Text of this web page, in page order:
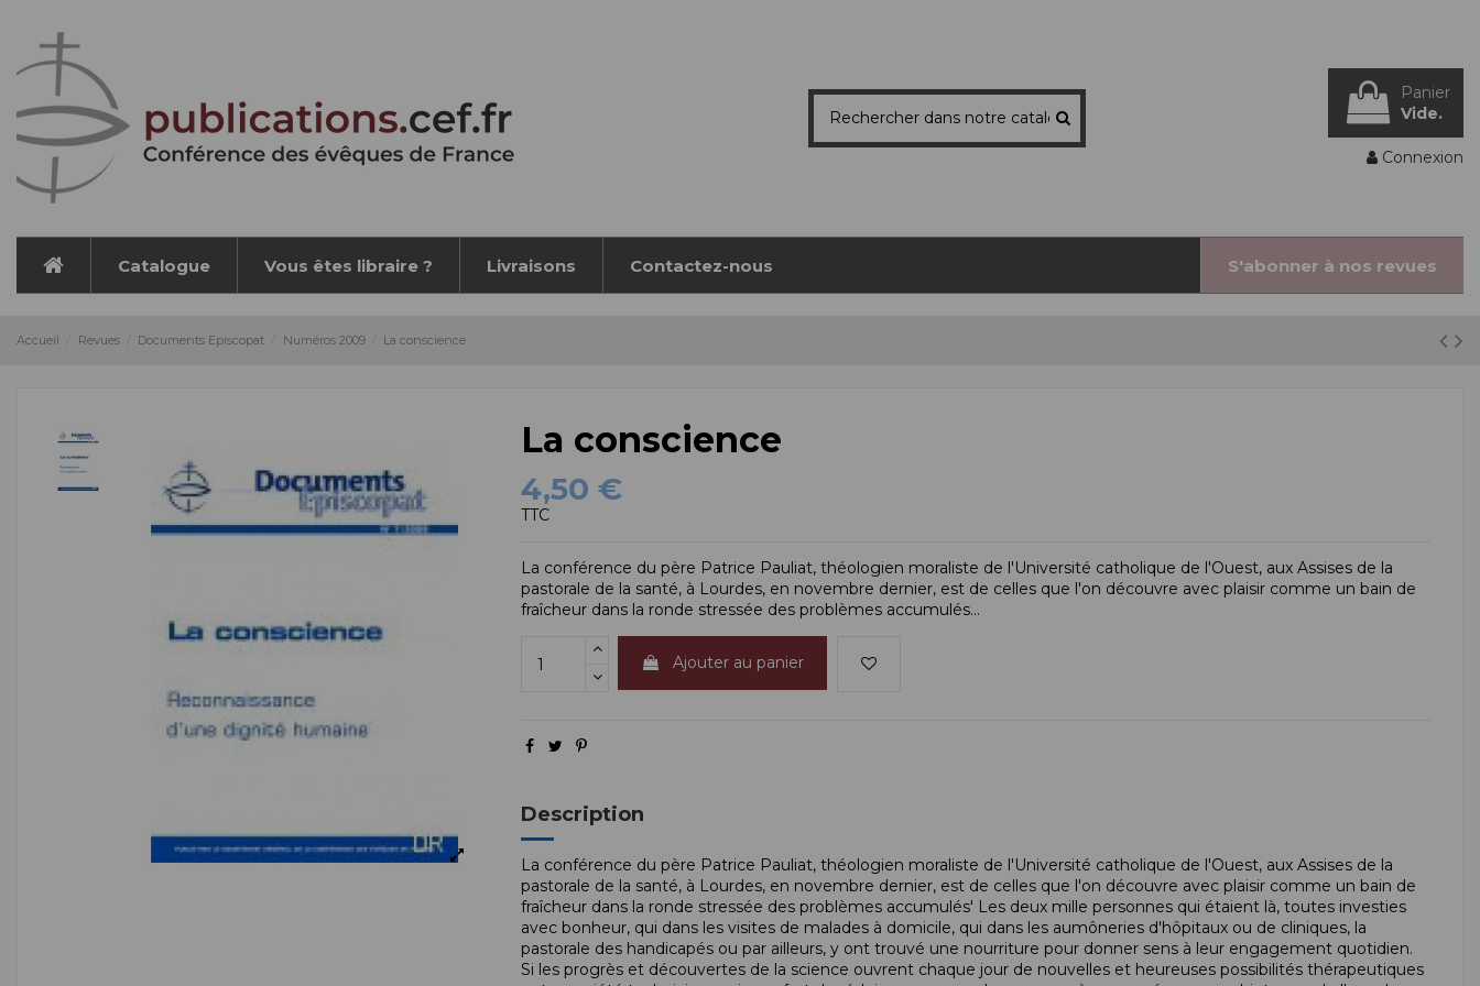
Panier
Vide.
Connexion
Catalogue Vous êtes libraire ? Livraisons Contactez-nous S'abonner à nos revues
Accueil Revues Documents Episcopat Numéros 2009 La conscience
La conscience
4,50 €
TTC
La conférence du père Patrice Pauliat, théologien moraliste de l'Université catholique de l'Ouest, aux Assises de la
pastorale de la santé, à Lourdes, en novembre dernier, est de celles que l'on découvre avec plaisir comme un bain de
fraîcheur dans la ronde stressée des problèmes accumulés...
Ajouter au panier
Description
La conférence du père Patrice Pauliat, théologien moraliste de l'Université catholique de l'Ouest, aux Assises de la
pastorale de la santé, à Lourdes, en novembre dernier, est de celles que l'on découvre avec plaisir comme un bain de
fraîcheur dans la ronde stressée des problèmes accumulés' Les deux mille personnes qui étaient là, toutes investies
avec bonheur, qui dans les visites de malades à domicile, qui dans les aumôneries d'hôpitaux ou de cliniques, la
pastorale des handicapés ou par ailleurs, y ont trouvé une nourriture pour donner sens à leur engagement quotidien.
Si les progrès et découvertes de la science ouvrent chaque jour de nouvelles et heureuses possibilités thérapeutiques